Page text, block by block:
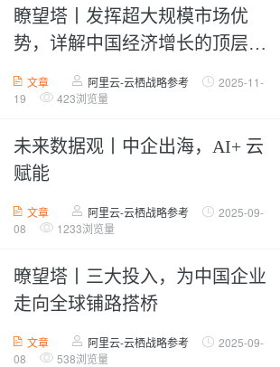
瞭望塔丨发挥超大规模市场优
势，详解中国经济增长的顶层战
略和三大亮点
文章 阿里云-云栖战略参考
2025-11-
19
423浏览量
未来数据观丨中企出海，AI+ 云
赋能
文章 阿里云-云栖战略参考
2025-09-
08
1233浏览量
暸望塔丨三大投入，为中国企业
走向全球铺路搭桥
文章 阿里云-云栖战略参考
2025-09-
08
538浏览量